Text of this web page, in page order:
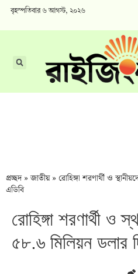
বৃহস্পতিবার ৬ আগস্ট, ২০২৬
প্রচ্ছদ»জাতীয়» রোহিঙ্গা শরণার্থী ও
এডিবি
রোহিঙ্গা শরণার্থী ও
৫৮.৬ মিলিয়ন ডলার